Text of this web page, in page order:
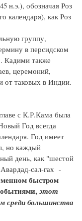
н.э.), обозначая Роз
календаря), как Роз
группу,
в персидском
Кадими также
церемоний,
от таковых в Индии.
с К.Р.Кама была
Год всегда
Год имеет
но каждый
день, как "шестой
сал-гах -
быстром
этот
среди большинства